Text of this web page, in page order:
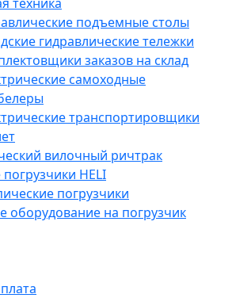
подъемные столы
гидравлические тележки
заказов на склад
самоходные
транспортировщики
вилочный ричтрак
HELI
погрузчики
оборудование на погрузчик